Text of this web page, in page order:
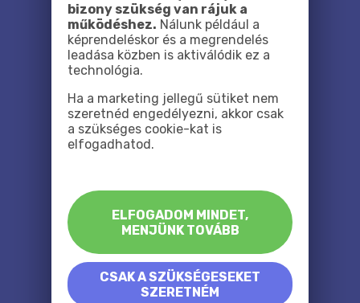
bizony szükség van rájuk a
működéshez. Nálunk például a
képrendeléskor és a megrendelés
leadása közben is aktiválódik ez a
technológia.
Ha a marketing jellegű sütiket nem
szeretnéd engedélyezni, akkor csak
a szükséges cookie-kat is
elfogadhatod.
ELFOGADOM MINDET,
MENJÜNK TOVÁBB
CSAK A SZÜKSÉGESEKET
SZERETNÉM